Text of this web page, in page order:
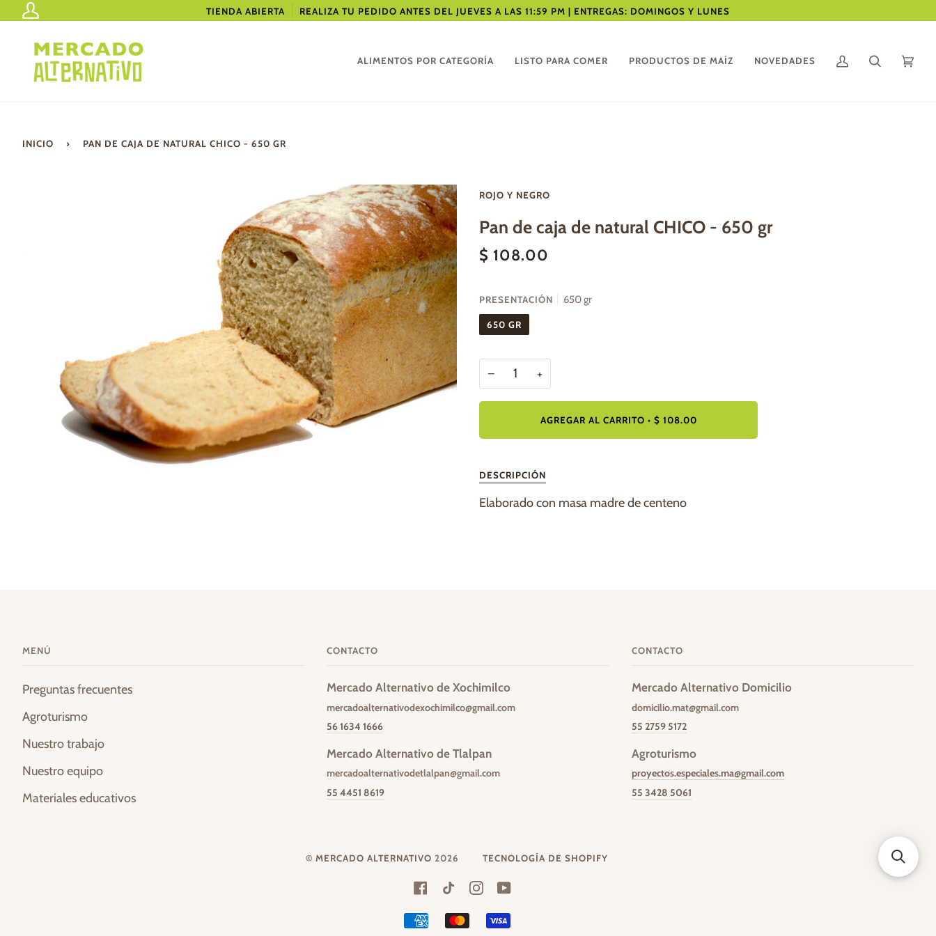
contenido
Mi
cuenta
TIENDA ABIERTA REALIZA TU PEDIDO ANTES DEL JUEVES A LAS 11:59 PM | ENTREGAS: DOMINGOS Y LUNES
ALIMENTOS POR CATEGORÍA LISTO PARA COMER PRODUCTOS DE MAÍZ NOVEDADES
Mi
Buscar
INICIO › PAN DE CAJA DE NATURAL CHICO - 650 GR
ROJO Y NEGRO
Pan de caja de natural CHICO - 650 gr
$ 108.00
PRESENTACIÓN 650 gr
650 GR
− +
AGREGAR AL CARRITO • $ 108.00
DESCRIPCIÓN
Elaborado con masa madre de centeno
MENÚ
Preguntas frecuentes
Agroturismo
Nuestro trabajo
Nuestro equipo
Materiales educativos
CONTACTO
Mercado Alternativo de Xochimilco
mercadoalternativodexochimilco@gmail.com
56 1634 1666
Mercado Alternativo de Tlalpan
mercadoalternativodetlalpan@gmail.com
55 4451 8619
CONTACTO
Mercado Alternativo Domicilio
domicilio.mat@gmail.com
55 2759 5172
Agroturismo
proyectos.especiales.ma@gmail.com
55 3428 5061
© MERCADO ALTERNATIVO 2026 TECNOLOGÍA DE SHOPIFY
FACEBOOK
TIKTOKINSTAGRAMYOUTUBE
AMERICANMASTER